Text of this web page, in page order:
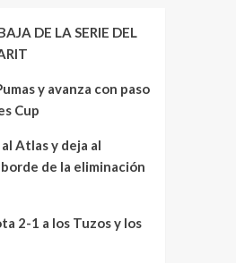
DE LA SERIE DEL
y avanza con paso
Cup
Atlas y deja al
de la eliminación
2-1 a los Tuzos y los